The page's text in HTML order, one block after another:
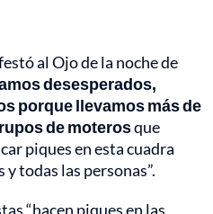
al Ojo de la noche de
desesperados,
porque llevamos más de
de moterosque
piques en esta cuadra
todas las personas”.
“hacen piques en las